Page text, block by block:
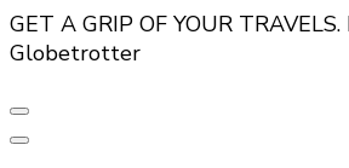
GET A GRIP OF YOUR
Globetrotter